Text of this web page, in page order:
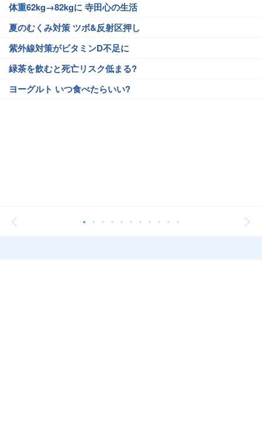
体重62kg→82kgに 寺田心の生活
夏のむくみ対策 ツボ&反射区押し
紫外線対策がビタミンD不足に
緑茶を飲むと死亡リスク低まる?
ヨーグルト いつ食べたらいい?